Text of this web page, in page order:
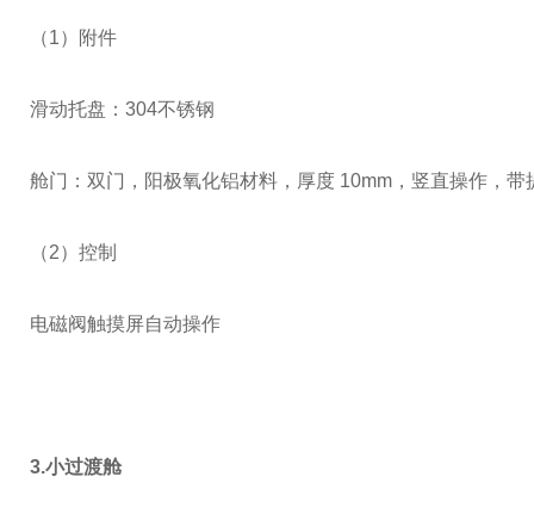
（1）附件
滑动托盘： 304不锈钢
舱门：双门，阳极氧化铝材料，厚度 10mm ，竖直操作，
（2）控制
电磁阀触摸屏自动操作
3.小过渡舱